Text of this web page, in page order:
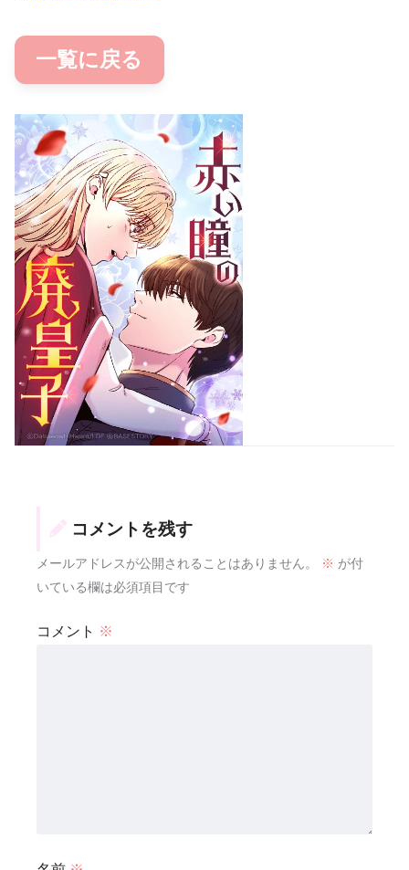
一覧に戻る
コメントを残す
メールアドレスが公開されることはありません。 ※ が付
いている欄は必須項目です
コメント ※